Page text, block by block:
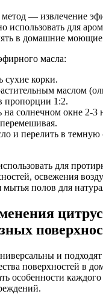
— извлечение
использовать для
в домашние моющие
масла:
сухие корки.
маслом
пропорции 1:2.
на солнечном окне 2-3
и перелить в темную
для
освежения
мытья полов для
и
поверхностей в
особенности каждого